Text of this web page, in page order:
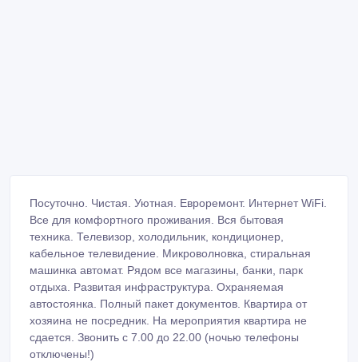
Посуточно. Чистая. Уютная. Евроремонт. Интернет WiFi.
Все для комфортного проживания. Вся бытовая
техника. Телевизор, холодильник, кондиционер,
кабельное телевидение. Микроволновка, стиральная
машинка автомат. Рядом все магазины, банки, парк
отдыха. Развитая инфраструктура. Охраняемая
автостоянка. Полный пакет документов. Квартира от
хозяина не посредник. На мероприятия квартира не
сдается. Звонить с 7.00 до 22.00 (ночью телефоны
отключены!)